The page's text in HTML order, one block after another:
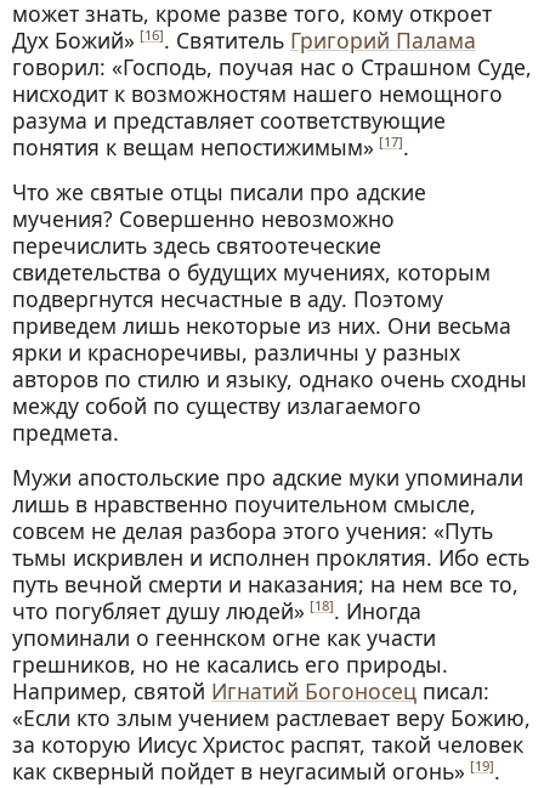
может знать, кроме разве того, кому откроет
Дух Божий» [16]. Святитель Григорий Палама
говорил: «Господь, поучая нас о Страшном Суде,
нисходит к возможностям нашего немощного
разума и представляет соответствующие
понятия к вещам непостижимым» [17].
Что же святые отцы писали про адские
мучения? Совершенно невозможно
перечислить здесь святоотеческие
свидетельства о будущих мучениях, которым
подвергнутся несчастные в аду. Поэтому
приведем лишь некоторые из них. Они весьма
ярки и красноречивы, различны у разных
авторов по стилю и языку, однако очень сходны
между собой по существу излагаемого
предмета.
Мужи апостольские про адские муки упоминали
лишь в нравственно поучительном смысле,
совсем не делая разбора этого учения: «Путь
тьмы искривлен и исполнен проклятия. Ибо есть
путь вечной смерти и наказания; на нем все то,
что погубляет душу людей» [18]. Иногда
упоминали о гееннском огне как участи
грешников, но не касались его природы.
Например, святой Игнатий Богоносец писал:
«Если кто злым учением растлевает веру Божию,
за которую Иисус Христос распят, такой человек
как скверный пойдет в неугасимый огонь» [19].